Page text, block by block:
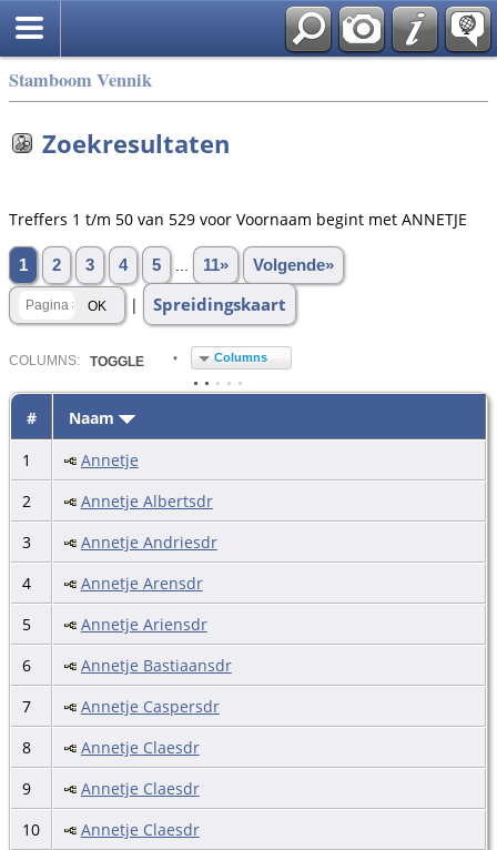
Stamboom Vennik
Zoekresultaten
Treffers 1 t/m 50 van 529 voor Voornaam begint met ANNETJE
1 2 3 4 5 11» Volgende»
| Spreidingskaart
COLUMN S: TOGGLE Columns
#
Naam
1
Annetje
2
Annetje Albertsdr
3
Annetje Andriesdr
4
Annetje Arensdr
5
Annetje Ariensdr
6
Annetje Bastiaansdr
7
Annetje Caspersdr
8
Annetje Claesdr
9
Annetje Claesdr
10
Annetje Claesdr